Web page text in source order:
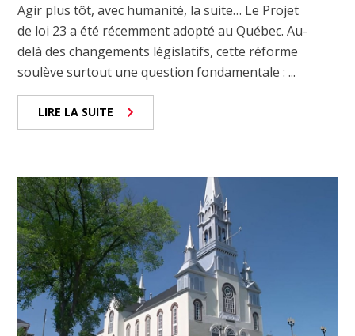
Agir plus tôt, avec humanité, la suite… Le Projet
de loi 23 a été récemment adopté au Québec. Au-
delà des changements législatifs, cette réforme
soulève surtout une question fondamentale : ...
LIRE LA SUITE